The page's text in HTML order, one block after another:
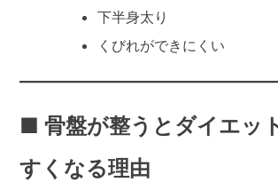
下半身太り
くびれができにくい
■ 骨盤が整うとダイエッ
すくなる理由